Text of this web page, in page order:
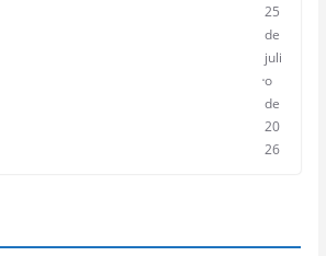
25
de
juli
o
de
20
26